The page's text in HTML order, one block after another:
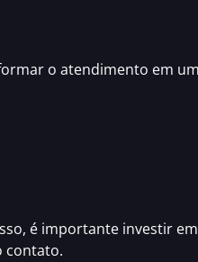
o atendimento em
é importante investir
contato.